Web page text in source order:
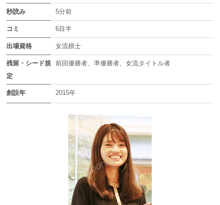
秒読み 5分前
コミ 6目半
出場資格 女流棋士
残留・シード規
定
前回優勝者、準優勝者、女流タイトル者
創設年 2015年